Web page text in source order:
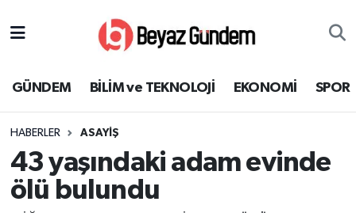
GÜNDEM BİLİM ve TEKNOLOJİ EKONOMİ SPOR
HABERLER ASAYİŞ
43 yaşındaki adam evinde
ölü bulundu
EKONOMİ
SPOR
Süper Lig Puan Durumu ve Fikstür
Tüm Manşetler